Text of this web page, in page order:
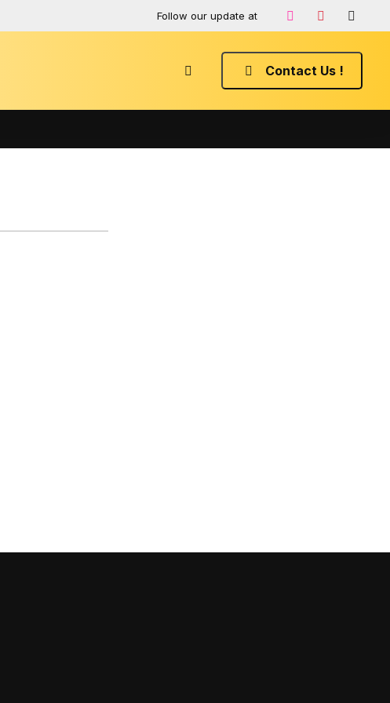
Follow our update at
Contact Us !